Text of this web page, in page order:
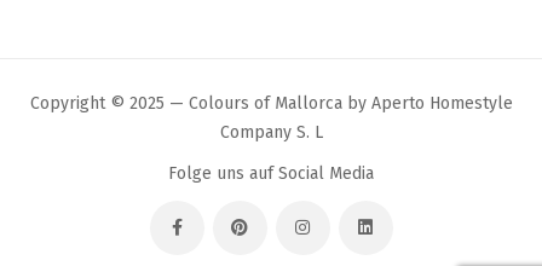
Copyright © 2025 — Colours of Mallorca by Aperto Homestyle
Company S. L
Folge uns auf Social Media